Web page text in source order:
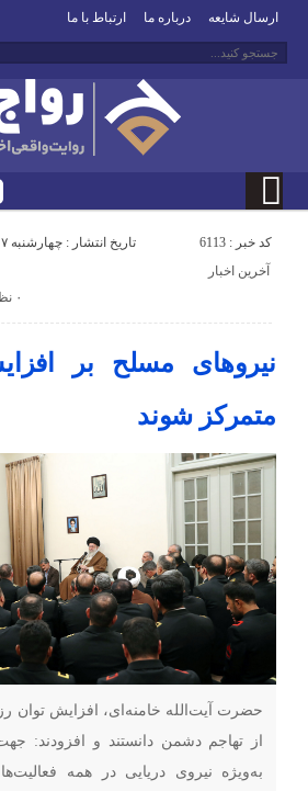
ارسال شایعه درباره ما ارتباط با ما
کد خبر : 6113 تاریخ انتشار : چهارشنبه ۷ آذر ۱۴۰۳ - ۱۴:۵۴
۰ نظر
آخرین اخبار
نیروهای مسلح بر
متمرکز شوند
حضرت آیت‌الله خامنه‌ای، افزایش توان
از تهاجم دشمن دانستند و افزودند:
به‌ویژه نیروی دریایی در همه فعالیت‌ها